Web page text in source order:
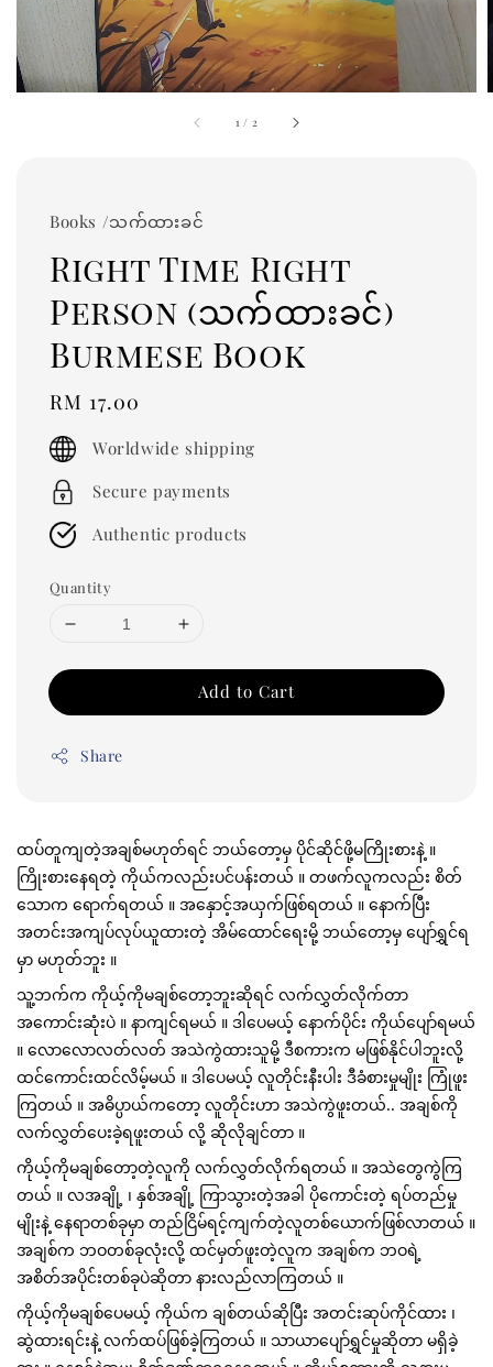
1 / 2
Books /သက်ထားခင်
Right Time Right
Person (သက်ထားခင်)
Burmese Book
Regular
price
RM 17.00
Worldwide shipping
Secure payments
Authentic products
Quantity
Add to Cart
Share
ထပ်တူကျတဲ့အချစ်မဟုတ်ရင် ဘယ်တော့မှ ပိုင်ဆိုင်ဖို့မကြိုးစားနဲ့ ။
ကြိုးစားနေရတဲ့ ကိုယ်ကလည်းပင်ပန်းတယ် ။ တဖက်လူကလည်း စိတ်
သောက ရောက်ရတယ် ။ အနှောင့်အယှက်ဖြစ်ရတယ် ။ နောက်ပြီး
အတင်းအကျပ်လုပ်ယူထားတဲ့ အိမ်ထောင်ရေးမို့ ဘယ်တော့မှ ပျော်ရွှင်ရ
မှာ မဟုတ်ဘူး ။
သူ့ဘက်က ကိုယ့်ကိုမချစ်တော့ဘူးဆိုရင် လက်လွှတ်လိုက်တာ
အကောင်းဆုံးပဲ ။ နာကျင်ရမယ် ။ ဒါပေမယ့် နောက်ပိုင်း ကိုယ်ပျော်ရမယ်
။ လောလောလတ်လတ် အသဲကွဲထားသူမို့ ဒီစကားက မဖြစ်နိုင်ပါဘူးလို့
ထင်ကောင်းထင်လိမ့်မယ် ။ ဒါပေမယ့် လူတိုင်းနီးပါး ဒီခံစားမှုမျိုး ကြုံဖူး
ကြတယ် ။ အဓိပ္ပာယ်ကတော့ လူတိုင်းဟာ အသဲကွဲဖူးတယ်.. အချစ်ကို
လက်လွှတ်ပေးခဲ့ရဖူးတယ် လို့ ဆိုလိုချင်တာ ။
ကိုယ့်ကိုမချစ်တော့တဲ့လူကို လက်လွှတ်လိုက်ရတယ် ။ အသဲတွေကွဲကြ
တယ် ။ လအချို့ ၊ နှစ်အချို့ ကြာသွားတဲ့အခါ ပိုကောင်းတဲ့ ရပ်တည်မှု
မျိုးနဲ့ နေရာတစ်ခုမှာ တည်ငြိမ်ရင့်ကျက်တဲ့လူတစ်ယောက်ဖြစ်လာတယ် ။
အချစ်က ဘဝတစ်ခုလုံးလို့ ထင်မှတ်ဖူးတဲ့လူက အချစ်က ဘဝရဲ့
အစိတ်အပိုင်းတစ်ခုပဲဆိုတာ နားလည်လာကြတယ် ။
ကိုယ့်ကိုမချစ်ပေမယ့် ကိုယ်က ချစ်တယ်ဆိုပြီး အတင်းဆုပ်ကိုင်ထား ၊
ဆွဲထားရင်းနဲ့ လက်ထပ်ဖြစ်ခဲ့ကြတယ် ။ သာယာပျော်ရွှင်မှုဆိုတာ မရှိခဲ့